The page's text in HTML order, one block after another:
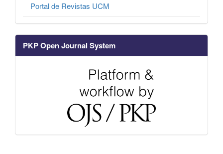
Portal de Revistas UCM
PKP Open Journal System